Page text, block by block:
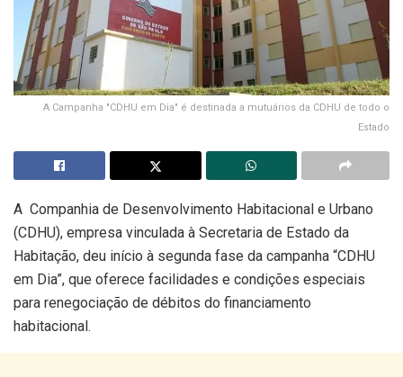
A Campanha "CDHU em Dia" é destinada a mutuários da CDHU de todo o
Estado
A Companhia de Desenvolvimento Habitacional e Urbano
(CDHU), empresa vinculada à Secretaria de Estado da
Habitação, deu início à segunda fase da campanha “CDHU
em Dia”, que oferece facilidades e condições especiais
para renegociação de débitos do financiamento
habitacional.